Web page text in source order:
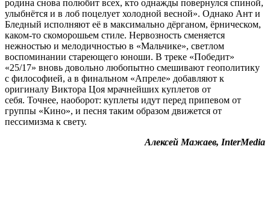
родина снова полюбит всех, кто однажды повернулся спиной,
улыбнётся и в лоб поцелует холодной весной». Однако Ант и
Бледный исполняют её в максимально дёрганом, ёрническом,
каком-то скоморошьем стиле. Нервозность сменяется
нежностью и мелодичностью в «Мальчике», светлом
воспоминании стареющего юноши. В треке «Победит»
«25/17» вновь довольно любопытно смешивают геополитику
с философией, а в финальном «Апреле» добавляют к
оригиналу Виктора Цоя мрачнейших куплетов от
себя. Точнее, наоборот: куплеты идут перед припевом от
группы «Кино», и песня таким образом движется от
пессимизма к свету.
Алексей Мажаев, InterMedia